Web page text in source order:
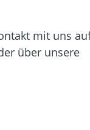
mit uns
über unsere